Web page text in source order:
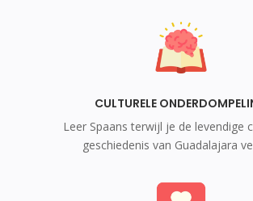
CULTURELE
Leer Spaans terwijl je de levendige
geschiedenis van Guadalajara